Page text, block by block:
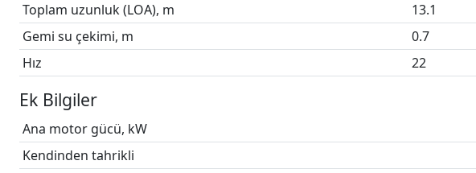
Toplam uzunluk (LOA), m
13.1
Gemi su çekimi, m
0.7
Hız
22
Ek Bilgiler
Ana motor gücü, kW
Kendinden tahrikli